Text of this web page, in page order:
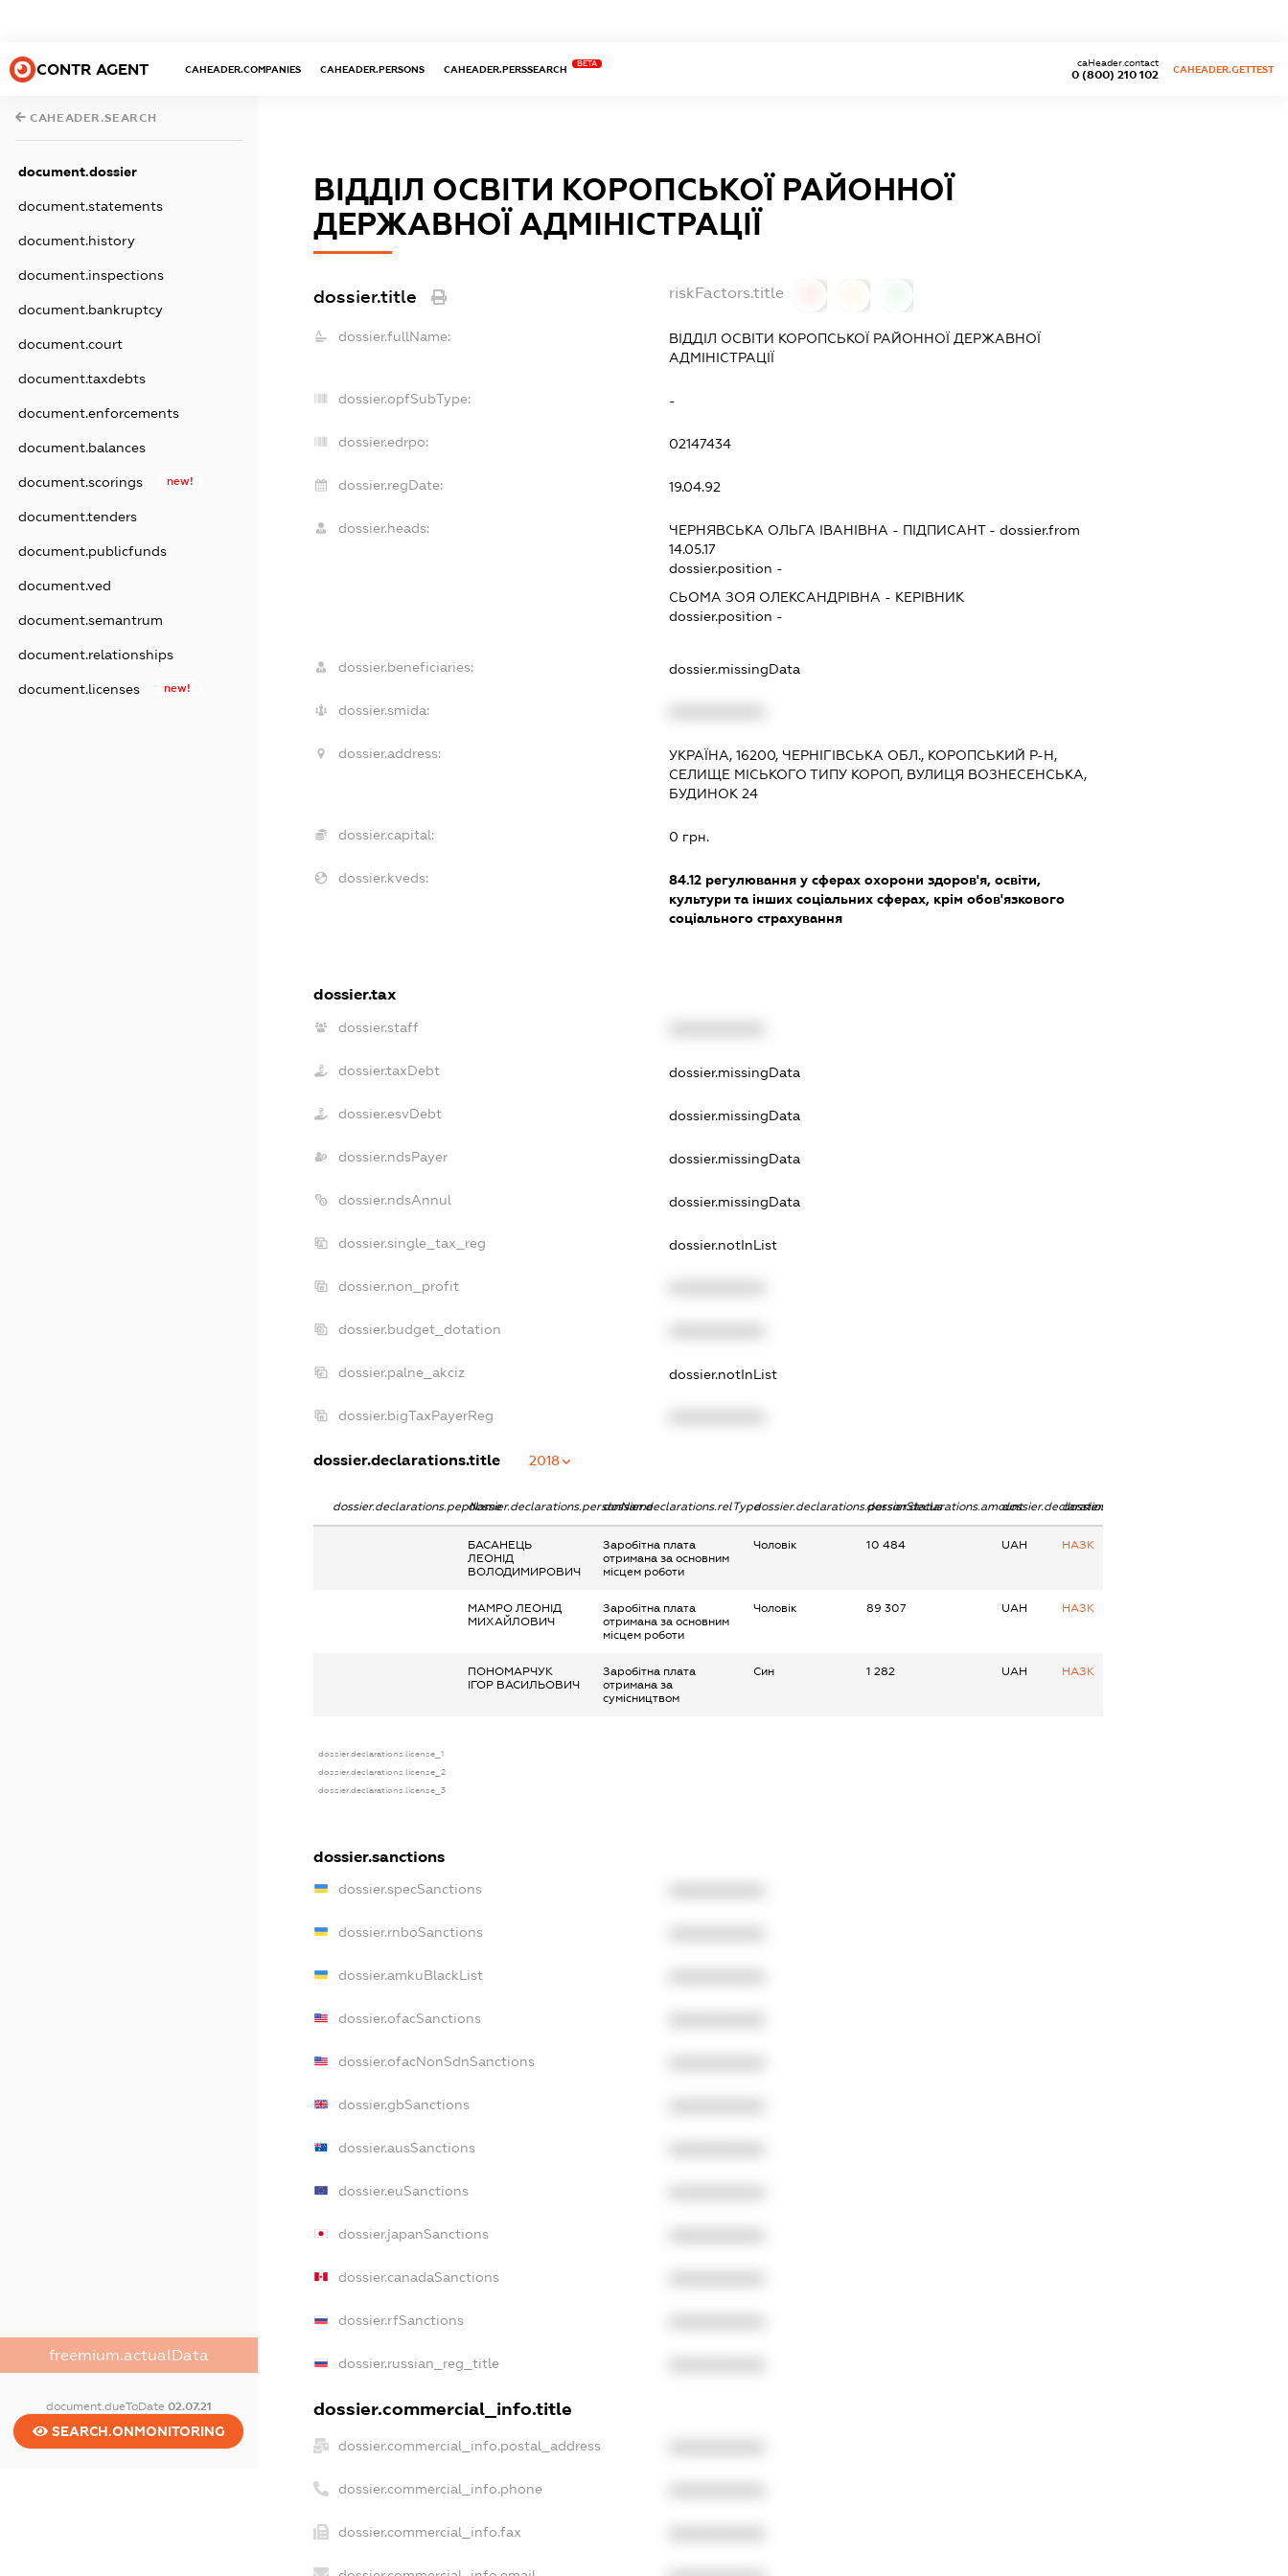
CONTR AGENT CAHEADER.COMPANIES CAHEADER.PERSONS CAHEADER.PERSSEARCH
BETA
0 (800) 210 102
caHeader.contact
CAHEADER.GETTEST
CAHEADER.SEARCH
document.dossier
document.statements
document.history
document.inspections
document.bankruptcy
document.court
document.taxdebts
document.enforcements
document.balances
document.scorings new!
document.tenders
document.publicfunds
document.ved
document.semantrum
document.relationships
document.licenses new!
freemium.actualData
document.dueToDate 02.07.21
SEARCH.ONMONITORING
ВІДДІЛ ОСВІТИ КОРОПСЬКОЇ РАЙОННОЇ
ДЕРЖАВНОЇ АДМІНІСТРАЦІЇ
dossier.title riskFactors.title
dossier.fullName:
ВІДДІЛ ОСВІТИ КОРОПСЬКОЇ РАЙОННОЇ ДЕРЖАВНОЇ
АДМІНІСТРАЦІЇ
dossier.opfSubType: -
dossier.edrpo: 02147434
dossier.regDate: 19.04.92
dossier.heads: ЧЕРНЯВСЬКА ОЛЬГА ІВАНІВНА - ПІДПИСАНТ- dossier.from
14.05.17
dossier.position -
СЬОМА ЗОЯ ОЛЕКСАНДРІВНА - КЕРІВНИК
dossier.position -
dossier.beneficiaries: dossier.missingData
dossier.smida:
dossier.address:
УКРАЇНА, 16200, ЧЕРНІГІВСЬКА ОБЛ., КОРОПСЬКИЙ Р-Н,
СЕЛИЩЕ МІСЬКОГО ТИПУ КОРОП, ВУЛИЦЯ ВОЗНЕСЕНСЬКА,
БУДИНОК 24
dossier.capital: 0 грн.
dossier.kveds: 84.12регулювання у сферах охорони здоров'я, освіти,
культури та інших соціальних сферах, крім обов'язкового
соціального страхування
dossier.tax
dossier.staff
dossier.taxDebt dossier.missingData
dossier.esvDebt dossier.missingData
dossier.ndsPayer dossier.missingData
dossier.ndsAnnul dossier.missingData
dossier.single_tax_reg dossier.notInList
dossier.non_profit
dossier.budget_dotation
dossier.palne_akciz dossier.notInList
dossier.bigTaxPayerReg
dossier.declarations.title 2018
dossier.declarations.pepNamedossier.declarations.personNamedossier.declarations.relTypedossier.declarations.personStatusdossier.declarations.amountdossier.declarations.currency
dossier.declarations.source
БАСАНЕЦЬ
ЛЕОНІД
ВОЛОДИМИРОВИЧ
Заробітна плата
отримана за основним
місцем роботи
Чоловік 10 484 UAH НАЗК
МАМРО ЛЕОНІД
МИХАЙЛОВИЧ
Заробітна плата
отримана за основним
місцем роботи
Чоловік 89 307 UAH НАЗК
ПОНОМАРЧУК
ІГОР ВАСИЛЬОВИЧ
Заробітна плата
отримана за
сумісництвом
Син 1 282 UAH НАЗК
dossier.declarations.license_1
dossier.declarations.license_2
dossier.declarations.license_3
dossier.sanctions
dossier.specSanctions
dossier.rnboSanctions
dossier.amkuBlackList
dossier.ofacSanctions
dossier.ofacNonSdnSanctions
dossier.gbSanctions
dossier.ausSanctions
dossier.euSanctions
dossier.japanSanctions
dossier.canadaSanctions
dossier.rfSanctions
dossier.russian_reg_title
dossier.commercial_info.title
dossier.commercial_info.postal_address
dossier.commercial_info.phone
dossier.commercial_info.fax